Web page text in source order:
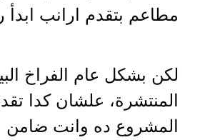
مطاعم بتقدم ارانب ابدأ
لكن بشكل عام الفراخ
المنتشرة، علشان كدا
المشروع ده وانت ضامن